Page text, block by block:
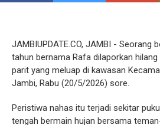
JAMBIUPDATE.CO, JAMBI - Seorang
tahun bernama Rafa dilaporkan
parit yang meluap di kawasan
Jambi, Rabu (20/5/2026) sore.
Peristiwa nahas itu terjadi sekitar
tengah bermain hujan bersama